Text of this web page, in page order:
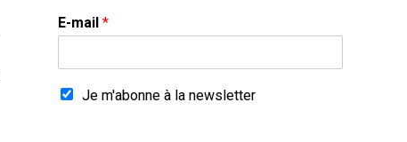
E-mail *
Je m'abonne à la newsletter